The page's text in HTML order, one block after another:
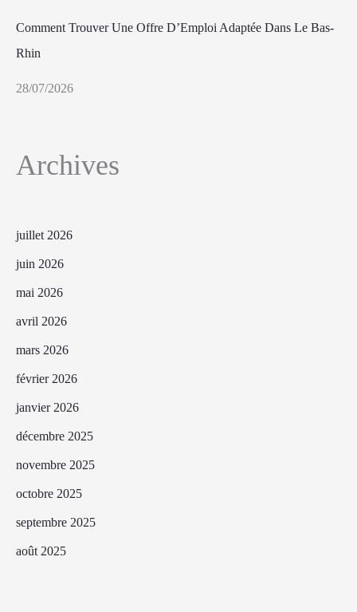
Comment Trouver Une Offre D’Emploi Adaptée Dans Le Bas-
Rhin
28/07/2026
Archives
juillet 2026
juin 2026
mai 2026
avril 2026
mars 2026
février 2026
janvier 2026
décembre 2025
novembre 2025
octobre 2025
septembre 2025
août 2025